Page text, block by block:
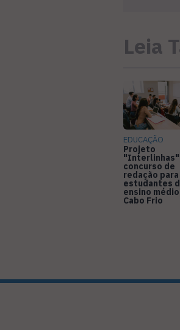
Leia
EDUCAÇÃO
Projeto
"Interlinhas"
concurso de
redação para
estudantes
ensino
Cabo Frio